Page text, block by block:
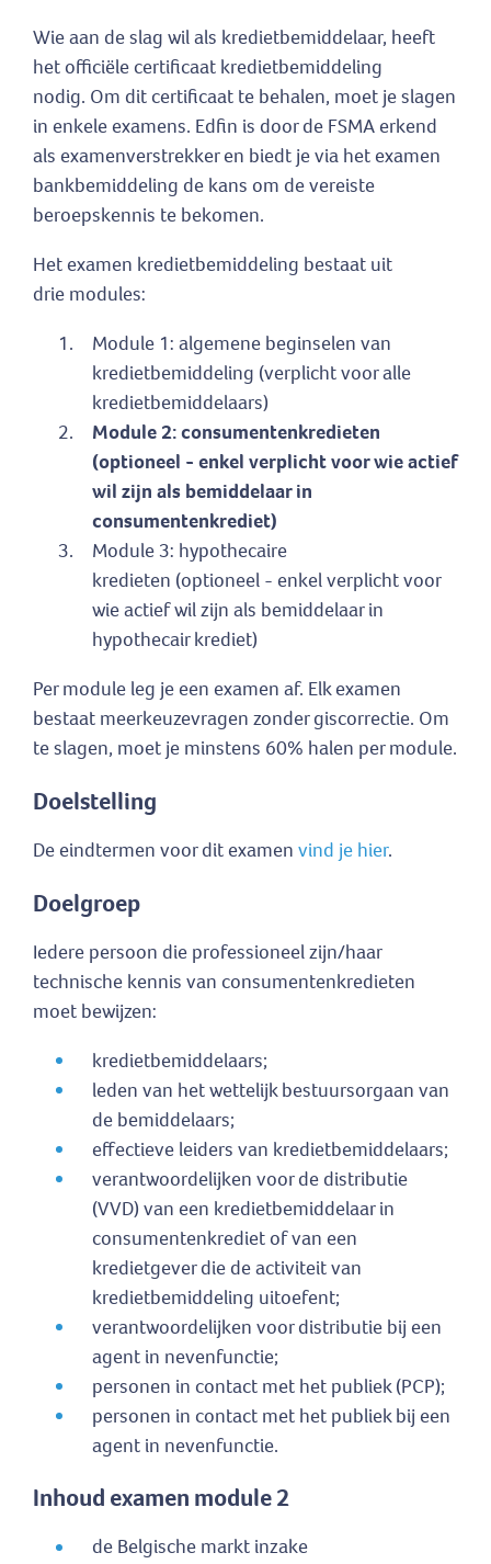
Wie aan de slag wil als kredietbemiddelaar, heeft
het officiële certificaat kredietbemiddeling
nodig. Om dit certificaat te behalen, moet je slagen
in enkele examens. Edfin is door de FSMA erkend
als examenverstrekker en biedt je via het examen
bankbemiddeling de kans om de vereiste
beroepskennis te bekomen.
Het examen kredietbemiddeling bestaat uit
drie modules:
Module 1: algemene beginselen van
kredietbemiddeling (verplicht voor alle
kredietbemiddelaars)
Module 2: consumentenkredieten
(optioneel - enkel verplicht voor wie actief
wil zijn als bemiddelaar in
consumentenkrediet)
Module 3: hypothecaire
kredieten (optioneel - enkel verplicht voor
wie actief wil zijn als bemiddelaar in
hypothecair krediet)
Per module leg je een examen af. Elk examen
bestaat meerkeuzevragen zonder giscorrectie. Om
te slagen, moet je minstens 60% halen per module.
Doelstelling
De eindtermen voor dit examen vind je hier.
Doelgroep
Iedere persoon die professioneel zijn/haar
technische kennis van consumentenkredieten
moet bewijzen:
kredietbemiddelaars;
leden van het wettelijk bestuursorgaan van
de bemiddelaars;
effectieve leiders van kredietbemiddelaars;
verantwoordelijken voor de distributie
(VVD) van een kredietbemiddelaar in
consumentenkrediet of van een
kredietgever die de activiteit van
kredietbemiddeling uitoefent;
verantwoordelijken voor distributie bij een
agent in nevenfunctie;
personen in contact met het publiek (PCP);
personen in contact met het publiek bij een
agent in nevenfunctie.
Inhoud examen module 2
de Belgische markt inzake